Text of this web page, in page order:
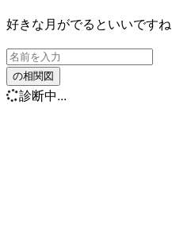
好きな月がでるといいですね
の相関図
診断中...